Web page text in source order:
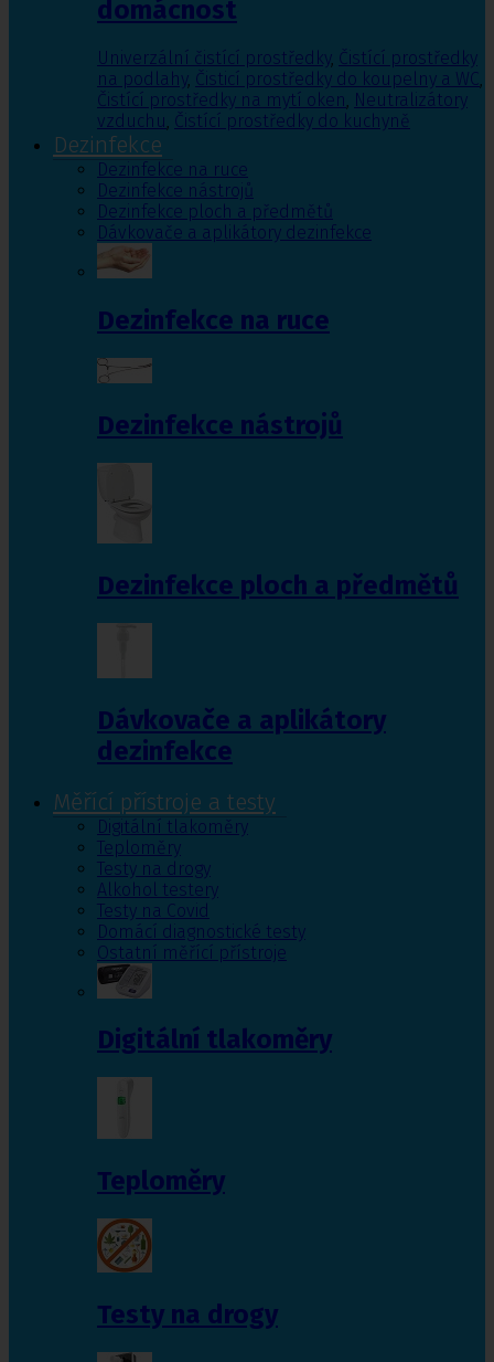
domácnost
Univerzální čistící prostředky, Čistící prostředky
na podlahy, Čisticí prostředky do koupelny a WC,
Čistící prostředky na mytí oken, Neutralizátory
vzduchu, Čistící prostředky do kuchyně
Dezinfekce
Dezinfekce na ruce
Dezinfekce nástrojů
Dezinfekce ploch a předmětů
Dávkovače a aplikátory dezinfekce
Dezinfekce na ruce
Dezinfekce nástrojů
Dezinfekce ploch a předmětů
Dávkovače a aplikátory
dezinfekce
Měřící přístroje a testy
Digitální tlakoměry
Teploměry
Testy na drogy
Alkohol testery
Testy na Covid
Domácí diagnostické testy
Ostatní měřící přístroje
Digitální tlakoměry
Teploměry
Testy na drogy